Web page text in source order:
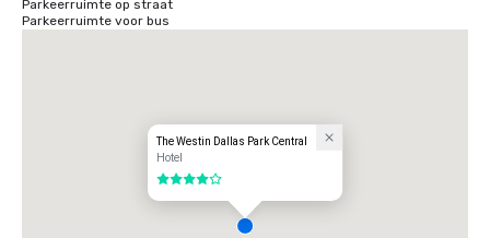
Parkeerruimte op straat
Parkeerruimte voor bus
The Westin Dallas Park Central
Hotel
4 van 5